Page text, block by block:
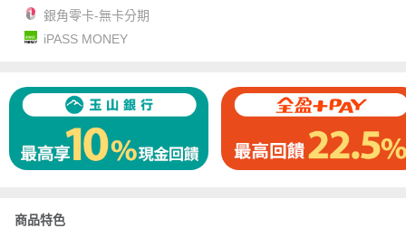
銀角零卡-無卡分期
iPASS MONEY
商品特色